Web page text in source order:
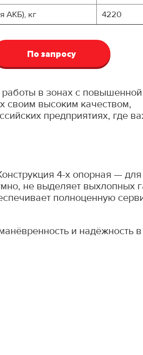
АКБ), кг
4220
По запросу
в зонах с
своим высоким качеством,
предприятиях, где
4-х опорная — для
не выделяет выхлопных
полноценную
и надёжность в